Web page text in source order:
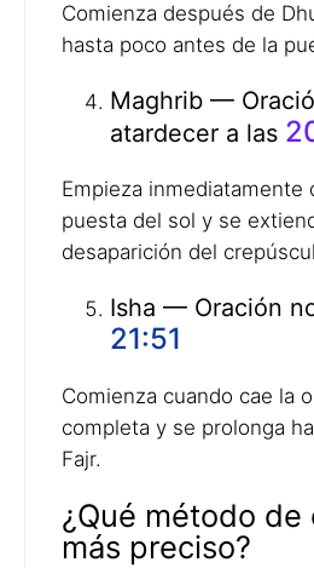
Comienza después de
hasta poco antes de la
Maghrib —
atardecer a las
Empieza inmediatamente
puesta del sol y se
desaparición del
Isha — Oración
21:51
Comienza cuando cae la
completa y se prolonga
Fajr.
¿Qué método de
más preciso?